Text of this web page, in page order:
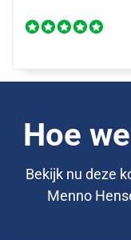
Hoe
Bekijk nu deze
Menno